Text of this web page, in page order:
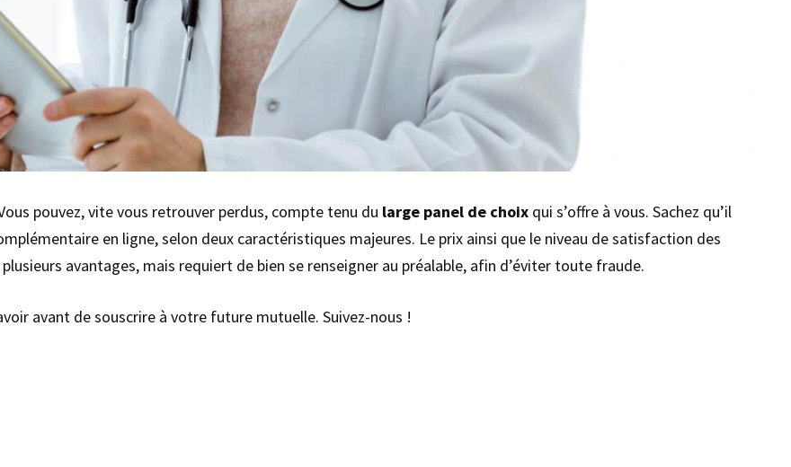
pouvez, vite vous retrouver perdus, compte tenu du large panel de choix qui s’offre à vous. Sachez qu’il
en ligne, selon deux caractéristiques majeures. Le prix ainsi que le niveau de satisfaction des
avantages, mais requiert de bien se renseigner au préalable, afin d’éviter toute fraude.
avant de souscrire à votre future mutuelle. Suivez-nous !